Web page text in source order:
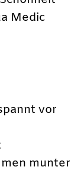
Medic
vor
munter